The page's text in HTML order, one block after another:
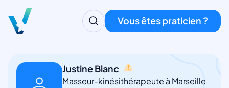
Vous êtes praticien ?
Justine Blanc
Masseur-kinésithérapeute à Marseille